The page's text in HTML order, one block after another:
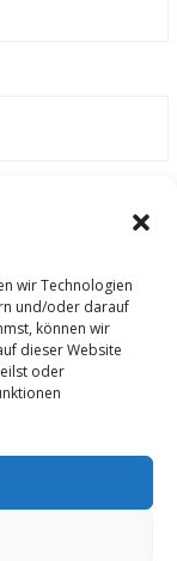
wir Technologien
und/oder darauf
können wir
dieser Website
oder